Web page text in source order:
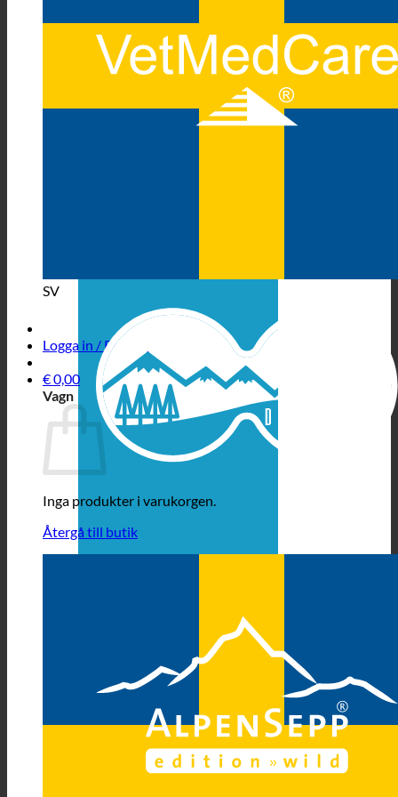
SV
Logga in / Registrera
€0,00
Vagn
Inga produkter i varukorgen.
Återgå till butik